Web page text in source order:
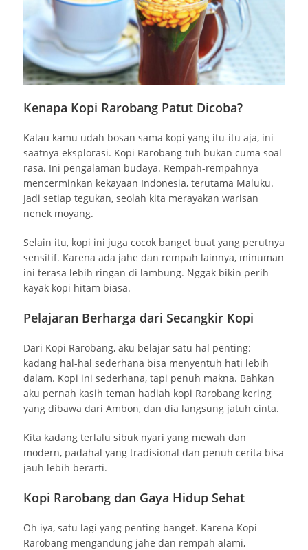
Kenapa Kopi Rarobang Patut Dicoba?
Kalau kamu udah bosan sama kopi yang itu-itu aja, ini
saatnya eksplorasi. Kopi Rarobang tuh bukan cuma soal
rasa. Ini pengalaman budaya. Rempah-rempahnya
mencerminkan kekayaan Indonesia, terutama Maluku.
Jadi setiap tegukan, seolah kita merayakan warisan
nenek moyang.
Selain itu, kopi ini juga cocok banget buat yang perutnya
sensitif. Karena ada jahe dan rempah lainnya, minuman
ini terasa lebih ringan di lambung. Nggak bikin perih
kayak kopi hitam biasa.
Pelajaran Berharga dari Secangkir Kopi
Dari Kopi Rarobang, aku belajar satu hal penting:
kadang hal-hal sederhana bisa menyentuh hati lebih
dalam. Kopi ini sederhana, tapi penuh makna. Bahkan
aku pernah kasih teman hadiah kopi Rarobang kering
yang dibawa dari Ambon, dan dia langsung jatuh cinta.
Kita kadang terlalu sibuk nyari yang mewah dan
modern, padahal yang tradisional dan penuh cerita bisa
jauh lebih berarti.
Kopi Rarobang dan Gaya Hidup Sehat
Oh iya, satu lagi yang penting banget. Karena Kopi
Rarobang mengandung jahe dan rempah alami,